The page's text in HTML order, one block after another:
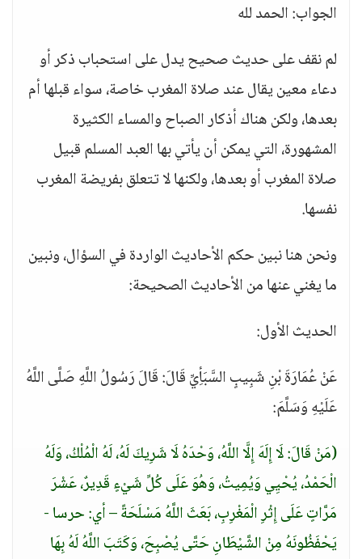
الجواب: الحمد لله
لم نقف على حديث صحيح يدل على استحباب ذكر أو
دعاء معين يقال عند صلاة المغرب خاصة، سواء قبلها أم
بعدها، ولكن هناك أذكار الصباح والمساء الكثيرة
المشهورة، التي يمكن أن يأتي بها العبد المسلم قبيل
صلاة المغرب أو بعدها، ولكنها لا تتعلق بفريضة المغرب
نفسها.
ونحن هنا نبين حكم الأحاديث الواردة في السؤال، ونبين
ما يغني عنها من الأحاديث الصحيحة:
الحديث الأول:
عَنْ عُمَارَةَ بْنِ شَبِيبٍ السَّبَأِيِّ قَالَ: قَالَ رَسُولُ اللَّهِ صَلَّى اللَّهُ
عَلَيْهِ وَسَلَّمَ:
(مَنْ قَالَ: لَا إِلَهَ إِلَّا اللَّهُ، وَحْدَهُ لَا شَرِيكَ لَهُ، لَهُ الْمُلْكُ، وَلَهُ
الْحَمْدُ، يُحْيِي وَيُمِيتُ، وَهُوَ عَلَى كُلِّ شَيْءٍ قَدِيرٌ، عَشْرَ
مَرَّاتٍ عَلَى إِثْرِ الْمَغْرِبِ، بَعَثَ اللَّهُ مَسْلَحَةً – أي: حرسا -
يَحْفَظُونَهُ مِنْ الشَّيْطَانِ حَتَّى يُصْبِحَ، وَكَتَبَ اللَّهُ لَهُ بِهَا